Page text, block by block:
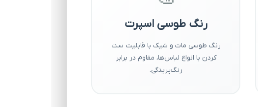
رنگ طوسی اسپرت
رنگ طوسی مات و شیک با قابلیت ست
کردن با انواع لباس‌ها، مقاوم در برابر
رنگ‌پریدگی.